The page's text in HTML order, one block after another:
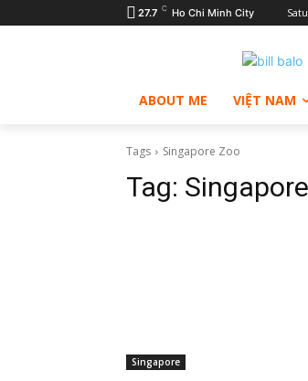
27.7 C Ho Chi Minh City
ABOUT ME VIỆT NAM
Tags Singapore Zoo
Tag:
Singapore